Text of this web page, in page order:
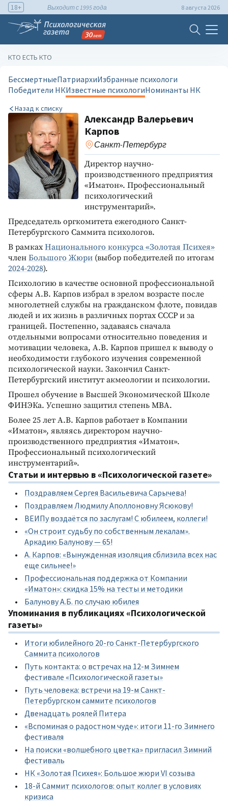
18+ Выходит с 1995 года 8 августа 2026
КТО ЕСТЬ КТО
БессмертныеПатриархиИзбранные психологи
Победители НКИзвестные психологиНоминанты НК
Назад к списку
Александр Валерьевич
Карпов
Санкт-Петербург
Директор научно-
производственного предприятия
«Иматон». Профессиональный
психологический
инструментарий».
Председатель оргкомитета ежегодного Санкт-
Петербургского Саммита психологов.
В рамкахНационального конкурса «Золотая Психея»
член Большого Жюри (выбор победителей по итогам
2024-2028).
Психологию в качестве основной профессиональной
сферы А.В. Карпов избрал в зрелом возрасте после
многолетней службы на гражданском флоте, повидав
людей и их жизнь в различных портах СССР и за
границей. Постепенно, задаваясь сначала
отдельными вопросами относительно поведения и
мотивации человека, А.В. Карпов пришел к выводу о
необходимости глубокого изучения современной
психологической науки. Закончил Санкт-
Петербургский институт акмеологии и психологии.
Прошел обучение в Высшей Экономической Школе
ФИНЭКа. Успешно защитил степень MBA.
Более 25 лет А.В. Карпов работает в Компании
«Иматон», являясь директором научно-
производственного предприятия «Иматон».
Профессиональный психологический
инструментарий».
Статьи и интервью в «Психологической газете»
Поздравляем Сергея Васильевича Сарычева!
Поздравляем Людмилу Аполлоновну Ясюкову!
ВЕИПу воздаётся по заслугам! С юбилеем, коллеги!
«Он строит судьбу по собственным лекалам».
Аркадию Балунову — 65!
А. Карпов: «Вынужденная изоляция сблизила всех нас
еще сильнее!»
Профессиональная поддержка от Компании
«Иматон»: скидка 15% на тесты и методики
Балунову А.Б. по случаю юбилея
Упоминания в публикациях «Психологической
газеты»
Итоги юбилейного 20-го Санкт-Петербургского
Саммита психологов
Путь контакта: о встречах на 12-м Зимнем
фестивале «Психологической газеты»
Путь человека: встречи на 19-м Санкт-
Петербургском саммите психологов
Двенадцать роялей Питера
«Вспоминая о радостном чуде»: итоги 11-го Зимнего
фестиваля
На поиски «волшебного цветка» пригласил Зимний
фестиваль
НК «Золотая Психея»: Большое жюри VI созыва
18-й Саммит психологов: опыт коллег в условиях
кризиса